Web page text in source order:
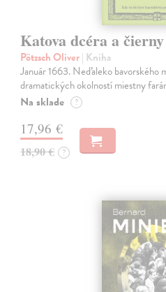
Katova dcéra a
Pötzsch Oliver| Kniha
Január 1663. Neďaleko bavorského
dramatických okolností miestny
Na sklade ?
17,96 €
18,90 € ?